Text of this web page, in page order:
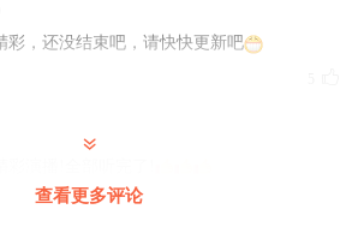
彩，还没结束吧，请快快更新吧
查看更多评论